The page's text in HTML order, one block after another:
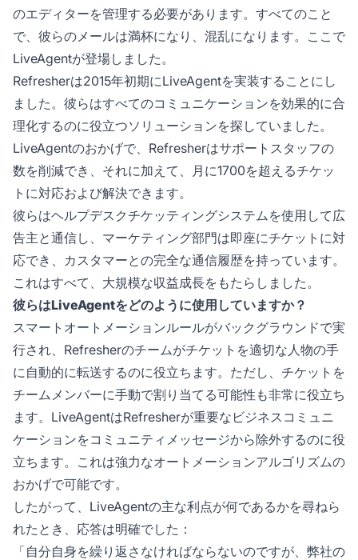
のエディターを管理する必要があります。すべてのこと
で、彼らのメールは満杯になり、混乱になります。ここで
LiveAgentが登場しました。
Refresherは2015年初期にLiveAgentを実装することにし
ました。彼らはすべてのコミュニケーションを効果的に合
理化するのに役立つソリューションを探していました。
LiveAgentのおかげで、Refresherはサポートスタッフの
数を削減でき、それに加えて、月に1700を超えるチケッ
トに対応および解決できます。
彼らはヘルプデスクチケッティングシステムを使用して広
告主と通信し、マーケティング部門は即座にチケットに対
応でき、カスタマーとの完全な通信履歴を持っています。
これはすべて、大規模な収益成長をもたらしました。
彼らはLiveAgentをどのように使用していますか？
スマートオートメーションルールがバックグラウンドで実
行され、Refresherのチームがチケットを適切な人物の手
に自動的に転送するのに役立ちます。ただし、チケットを
チームメンバーに手動で割り当てる可能性も非常に役立ち
ます。LiveAgentはRefresherが重要なビジネスコミュニ
ケーションをコミュニティメッセージから除外するのに役
立ちます。これは強力なオートメーションアルゴリズムの
おかげで可能です。
したがって、LiveAgentの主な利点が何であるかを尋ねら
れたとき、応答は明確でした：
「自分自身を繰り返さなければならないのですが、弊社の